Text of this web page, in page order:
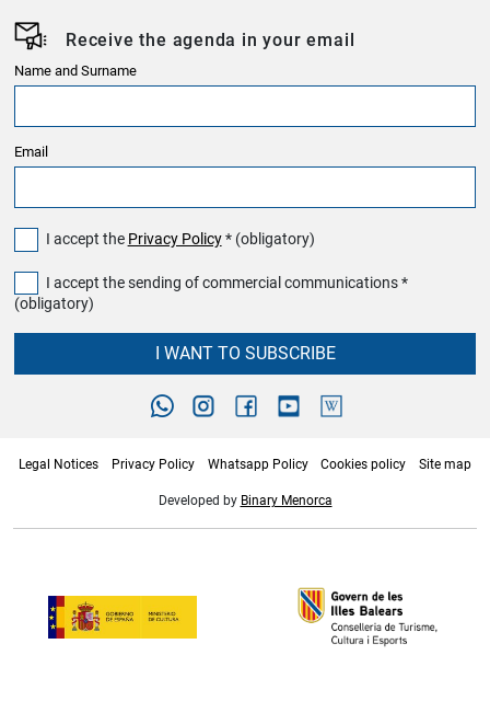
Receive the agenda in your email
Name and Surname
Email
I accept the Privacy Policy* (obligatory)
I accept the sending of commercial communications *
(obligatory)
I WANT TO SUBSCRIBE
Legal Notices Privacy Policy Whatsapp Policy Cookies policy Site map
Developed by Binary Menorca